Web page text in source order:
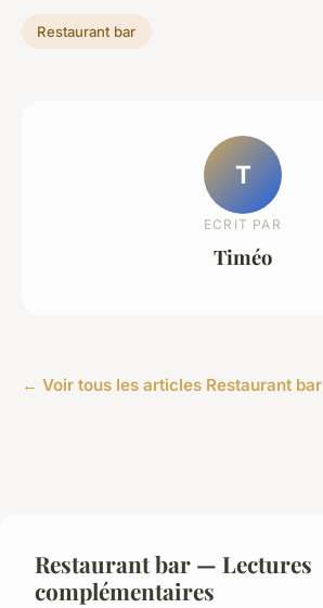
Restaurant bar
T
ECRIT PAR
Timéo
← Voir tous les articles Restaurant bar
Restaurant bar — Lectures
complémentaires